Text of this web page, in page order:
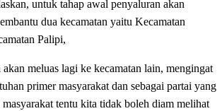
untuk tahap awal penyaluran akan
dua kecamatan yaitu Kecamatan
Palipi,
akan meluas lagi ke kecamatan lain, mengingat
primer masyarakat dan sebagai partai yang
tentu kita tidak boleh diam melihat